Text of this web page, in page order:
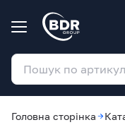
Головна сторінка